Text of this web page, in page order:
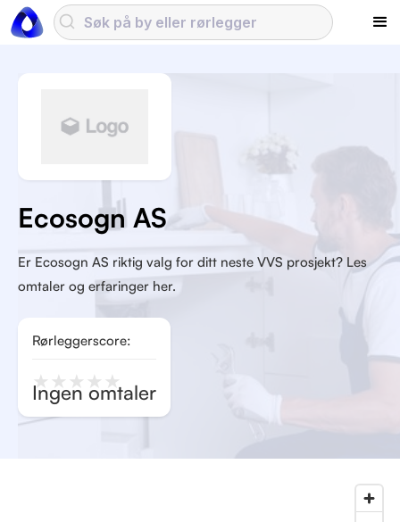
Rørleggerscore:
★ ★ ★ ★ ★
Ingen omtaler
Er Ecosogn AS riktig valg for ditt neste VVS prosjekt? Les
omtaler og erfaringer her.
Ecosogn AS